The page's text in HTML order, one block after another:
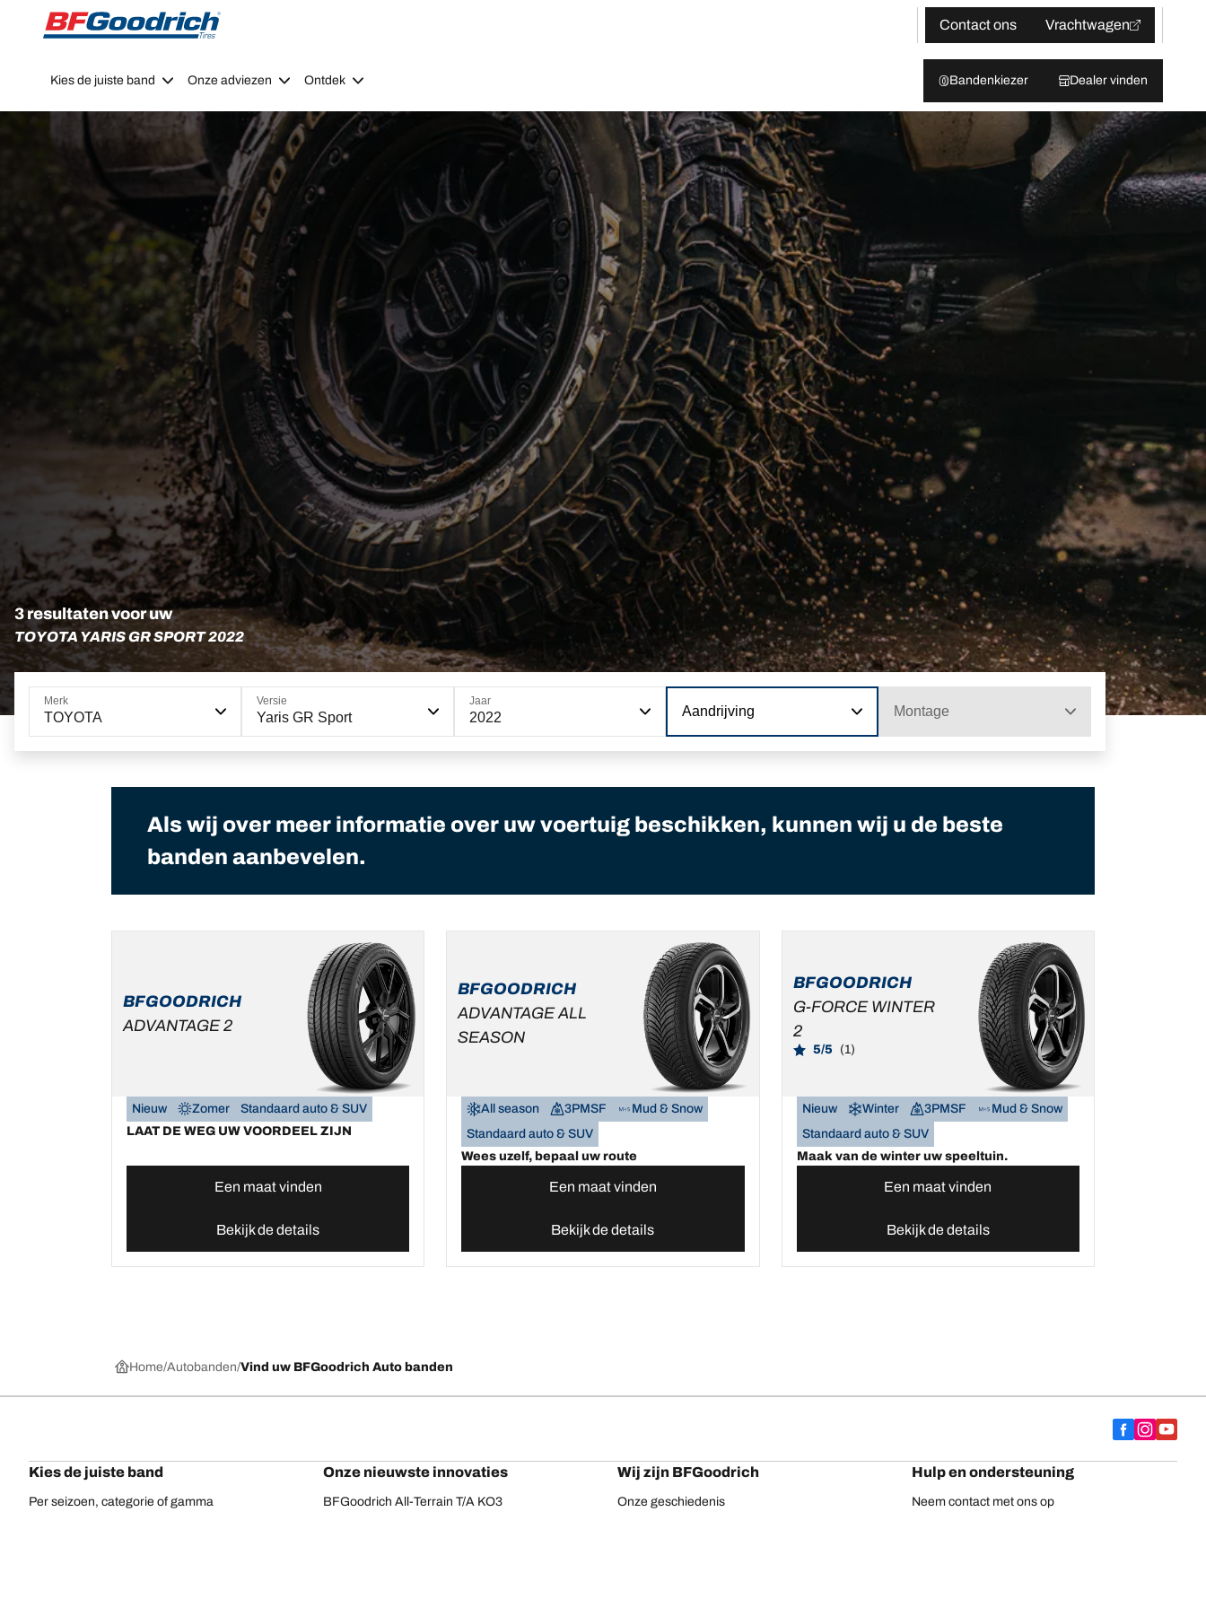
Go to page content
Go to page navigation
Contact ons
Vrachtwagen
Kies de juiste band Onze adviezen Ontdek Bandenkiezer Dealer vinden
3 resultaten voor uw
TOYOTA YARIS GR SPORT 2022
Merk
TOYOTA
Versie
Yaris GR Sport
Jaar
2022 Aandrijving Montage
Als wij over meer informatie over uw voertuig beschikken, kunnen wij u de beste
banden aanbevelen.
BFGOODRICH
ADVANTAGE 2
Nieuw Zomer
Standaard auto & SUV
LAAT DE WEG UW VOORDEEL ZIJN
Een maat vinden
Bekijk de details
BFGOODRICH
ADVANTAGE ALL
SEASON
All season 3PMSF
Mud & Snow
Standaard auto & SUV
Wees uzelf, bepaal uw route
Een maat vinden
Bekijk de details
BFGOODRICH
G-FORCE WINTER
2
5/5 (1)
Nieuw Winter 3PMSF
Mud & Snow
Standaard auto & SUV
Maak van de winter uw speeltuin.
Een maat vinden
Bekijk de details
Home Autobanden Vind uw BFGoodrich Auto banden
Kies de juiste band
Per seizoen, categorie of gamma
Onze nieuwste innovaties
BFGoodrich All-Terrain T/A KO3
Wij zijn BFGoodrich
Onze geschiedenis
Hulp en ondersteuning
Neem contact met ons op